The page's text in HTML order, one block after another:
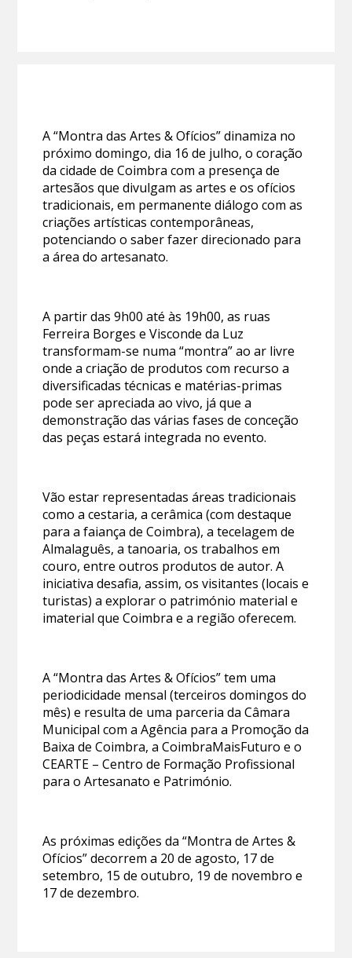
A “Montra das Artes & Ofícios” dinamiza no
próximo domingo, dia 16 de julho, o coração
da cidade de Coimbra com a presença de
artesãos que divulgam as artes e os ofícios
tradicionais, em permanente diálogo com as
criações artísticas contemporâneas,
potenciando o saber fazer direcionado para
a área do artesanato.
A partir das 9h00 até às 19h00, as ruas
Ferreira Borges e Visconde da Luz
transformam-se numa “montra” ao ar livre
onde a criação de produtos com recurso a
diversificadas técnicas e matérias-primas
pode ser apreciada ao vivo, já que a
demonstração das várias fases de conceção
das peças estará integrada no evento.
Vão estar representadas áreas tradicionais
como a cestaria, a cerâmica (com destaque
para a faiança de Coimbra), a tecelagem de
Almalaguês, a tanoaria, os trabalhos em
couro, entre outros produtos de autor. A
iniciativa desafia, assim, os visitantes (locais e
turistas) a explorar o património material e
imaterial que Coimbra e a região oferecem.
A “Montra das Artes & Ofícios” tem uma
periodicidade mensal (terceiros domingos do
mês) e resulta de uma parceria da Câmara
Municipal com a Agência para a Promoção da
Baixa de Coimbra, a CoimbraMaisFuturo e o
CEARTE – Centro de Formação Profissional
para o Artesanato e Património.
As próximas edições da “Montra de Artes &
Ofícios” decorrem a 20 de agosto, 17 de
setembro, 15 de outubro, 19 de novembro e
17 de dezembro.